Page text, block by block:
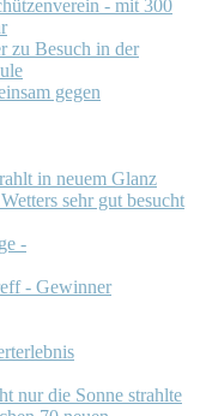
- mit 300
zu Besuch in der
gegen
in neuem Glanz
sehr gut besucht
-
- Gewinner
nur die Sonne strahlte